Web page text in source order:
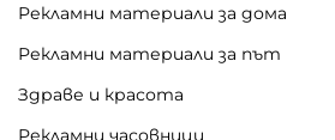
Рекламни материали за дома
Рекламни материали за път
Здраве и красота
Рекламни часовници